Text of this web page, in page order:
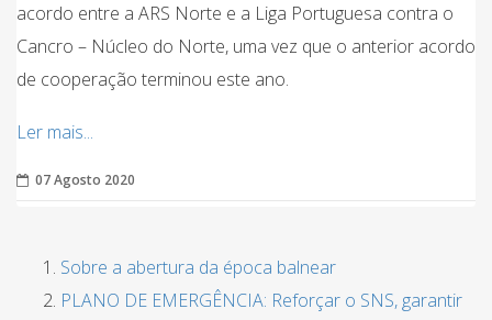
acordo entre a ARS Norte e a Liga Portuguesa contra o
Cancro – Núcleo do Norte, uma vez que o anterior acordo
de cooperação terminou este ano.
Ler mais...
07 Agosto 2020
Sobre a abertura da época balnear
PLANO DE EMERGÊNCIA: Reforçar o SNS, garantir